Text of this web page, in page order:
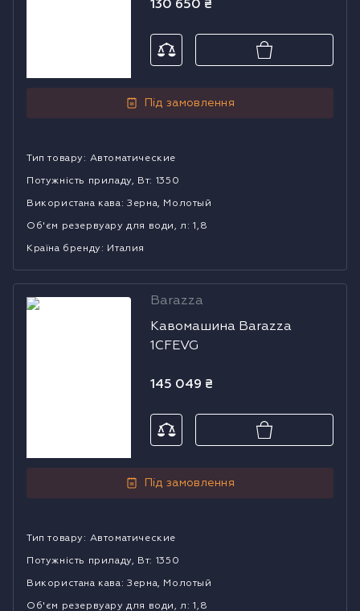
130 650 ₴
Під замовлення
Тип товару : Автоматические
Потужність приладу, Вт: 1350
Використана кава: Зерна, Молотый
Об'єм резервуару для води, л : 1,8
Країна бренду : Италия
Кавомашина
Barazza
Кавомашина Barazza
1CFEVG
145 049 ₴
Під замовлення
Тип товару : Автоматические
Потужність приладу, Вт: 1350
Використана кава: Зерна, Молотый
Об'єм резервуару для води, л : 1,8